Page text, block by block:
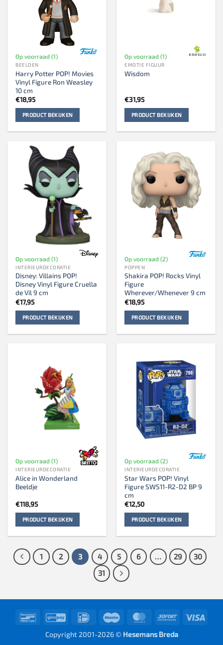
Op voorraad (1)
BEELDEN
Harry Potter POP! Movies
Vinyl Figure Ron Weasley
10 cm
€18,95
PRODUCT BEKIJKEN
Op voorraad (1)
EMOTIE FIGUUR
Wisdom
€31,95
PRODUCT BEKIJKEN
Op voorraad (1)
INTERIEURDECORATIE
Disney: Villains POP!
Disney Vinyl Figure Cruella
de Vil 9 cm
€17,95
PRODUCT BEKIJKEN
Op voorraad (2)
POPPEN
Shakira POP! Rocks Vinyl
Figure
Wherever/Whenever 9 cm
€18,95
PRODUCT BEKIJKEN
Op voorraad (1)
INTERIEURDECORATIE
Alice in Wonderland
Beeldje
€118,95
PRODUCT BEKIJKEN
Op voorraad (2)
INTERIEURDECORATIE
Star Wars POP! Vinyl
Figure SWS11-R2-D2 BP 9
cm
€12,50
PRODUCT BEKIJKEN
1 2 3 4 5 6 … 29
30
31
BancontactGiroPay IDeal Maestro MasterCardSofort
Copyright 2001-2026 © Hesemans Breda